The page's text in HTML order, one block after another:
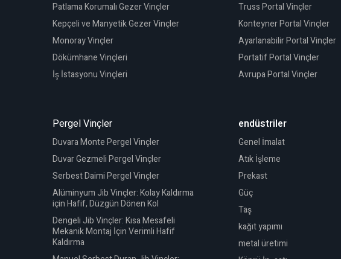
Patlama Korumalı Gezer Vinçler
Kepçeli ve Manyetik Gezer Vinçler
Monoray Vinçler
Dökümhane Vinçleri
İş İstasyonu Vinçleri
Pergel Vinçler
Duvara Monte Pergel Vinçler
Duvar Gezmeli Pergel Vinçler
Serbest Daimi Pergel Vinçler
Alüminyum Jib Vinçler: Kolay Kaldırma
için Hafif, Düzgün Dönen Kol
Dengeli Jib Vinçler: Kısa Mesafeli
Mekanik Montaj İçin Verimli Hafif
Kaldırma
Truss Portal Vinçler
Konteyner Portal Vinçler
Ayarlanabilir Portal Vinçler
Portatif Portal Vinçler
Avrupa Portal Vinçler
endüstriler
Genel İmalat
Atık İşleme
Prekast
Güç
Taş
kağıt yapımı
metal üretimi